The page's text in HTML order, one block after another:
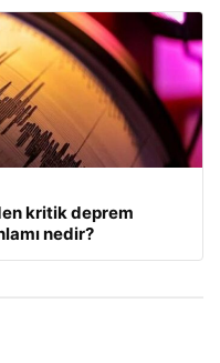
kritik deprem
nedir?